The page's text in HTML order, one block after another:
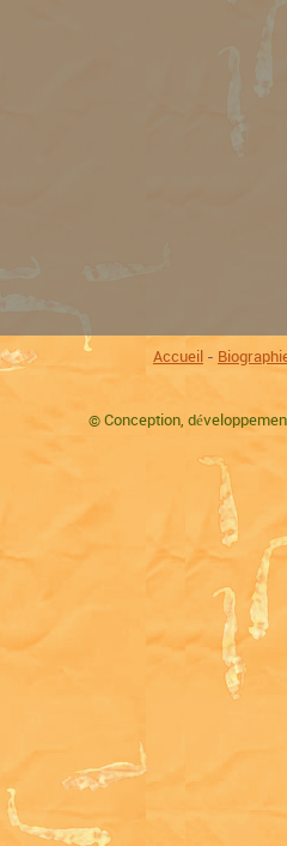
Accueil -
© Conception,